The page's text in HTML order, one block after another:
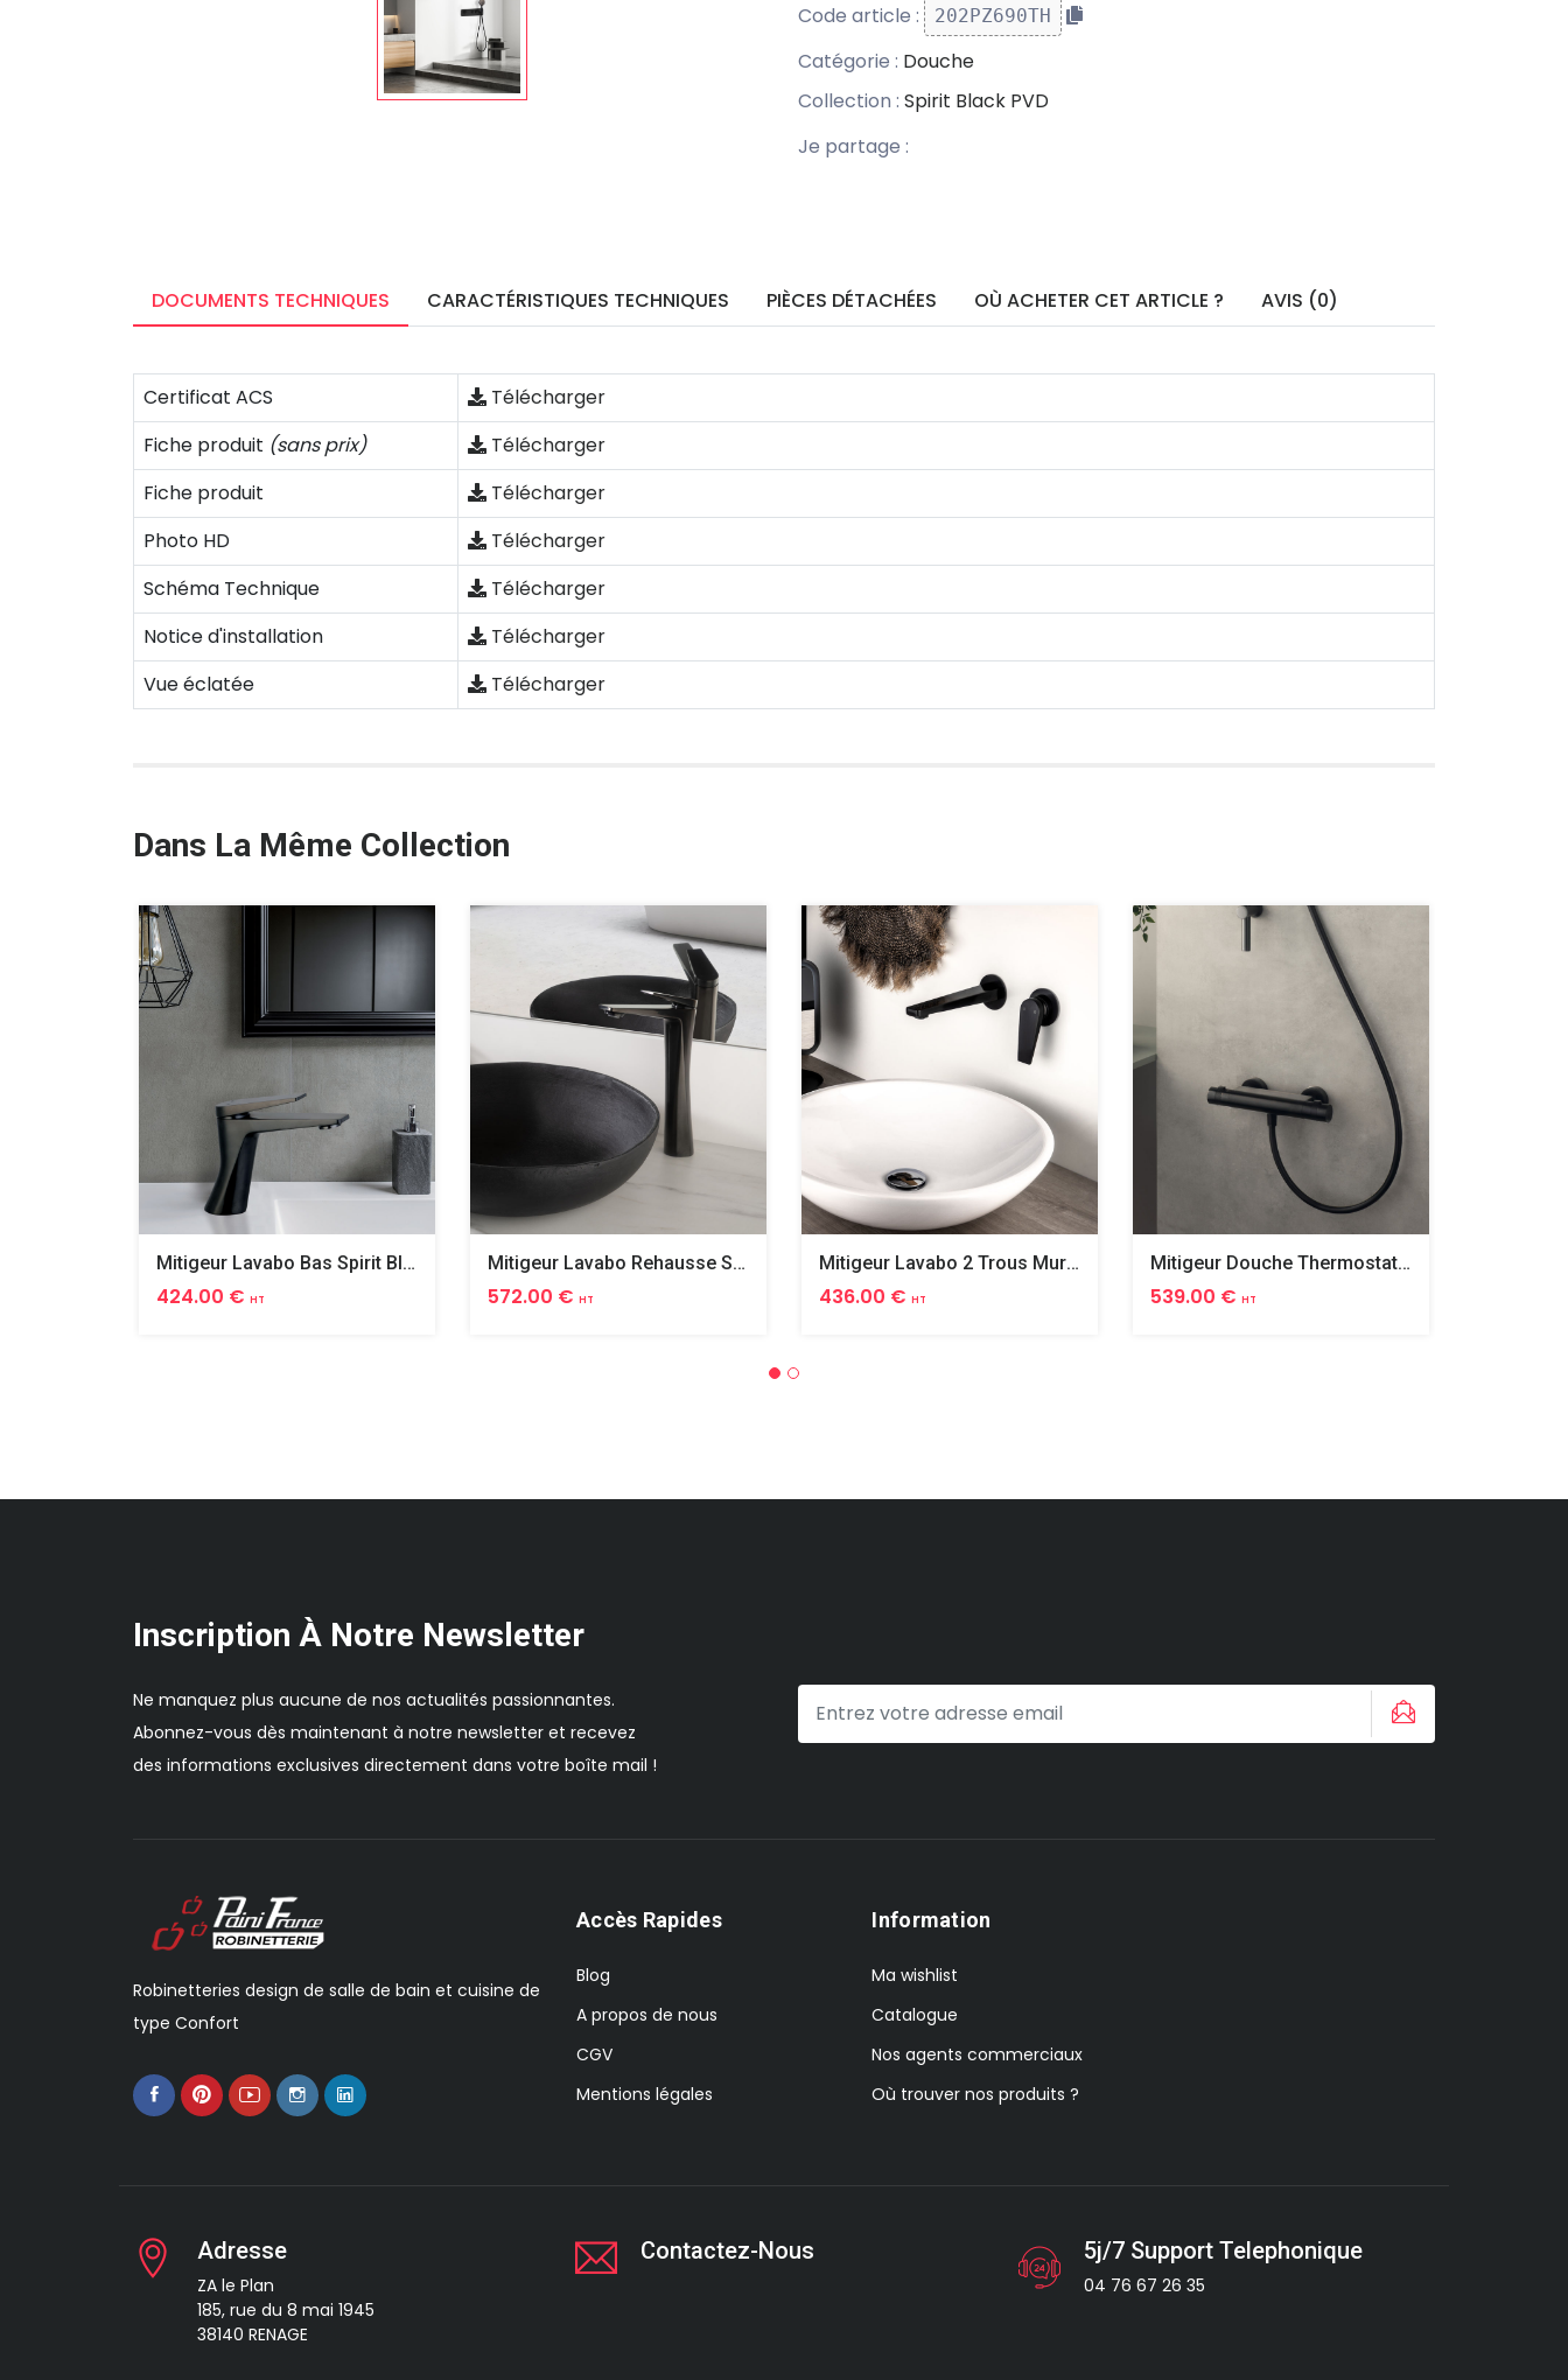
Code article : 202PZ690TH
Catégorie : Douche
Collection : Spirit Black PVD
Je partage :
DOCUMENTS TECHNIQUES CARACTÉRISTIQUES TECHNIQUES PIÈCES DÉTACHÉES OÙ ACHETER CET ARTICLE ? AVIS (0)
Certificat ACS
Télécharger
Fiche produit (sans prix)
Télécharger
Fiche produit
Télécharger
Photo HD
Télécharger
Schéma Technique
Télécharger
Notice d'installation
Télécharger
Vue éclatée
Télécharger
Dans La Même Collection
Mitigeur Lavabo Bas Spirit Black Pvd
424.00 € HT
Mitigeur Lavabo Rehausse Spirit Black Pvd
572.00 € HT
Mitigeur Lavabo 2 Trous Mural Spirit Black Pvd
436.00 € HT
Mitigeur Douche Thermostatique Spirit Black Pvd
539.00 € HT
Inscription À Notre Newsletter
Ne manquez plus aucune de nos actualités passionnantes.
Abonnez-vous dès maintenant à notre newsletter et recevez
des informations exclusives directement dans votre boîte mail !
Robinetteries design de salle de bain et cuisine de
type Confort
Accès Rapides
Blog
A propos de nous
CGV
Mentions légales
Information
Ma wishlist
Catalogue
Nos agents commerciaux
Où trouver nos produits ?
Adresse
ZA le Plan
185, rue du 8 mai 1945
38140 RENAGE
Contactez-Nous 5j/7 Support Telephonique
04 76 67 26 35